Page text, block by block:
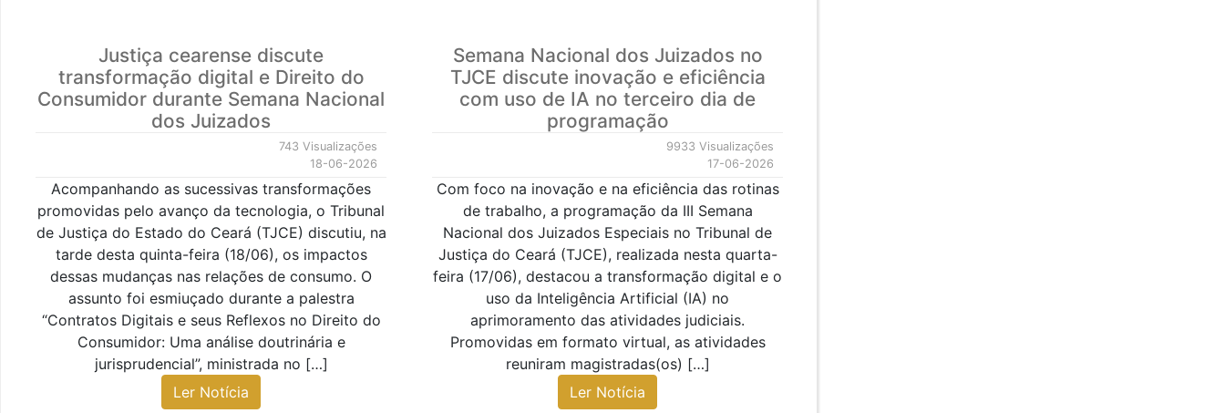
Justiça cearense discute
transformação digital e Direito do
Consumidor durante Semana Nacional
dos Juizados
743 Visualizações
18-06-2026
Acompanhando as sucessivas transformações
promovidas pelo avanço da tecnologia, o Tribunal
de Justiça do Estado do Ceará (TJCE) discutiu, na
tarde desta quinta-feira (18/06), os impactos
dessas mudanças nas relações de consumo. O
assunto foi esmiuçado durante a palestra
“Contratos Digitais e seus Reflexos no Direito do
Consumidor: Uma análise doutrinária e
jurisprudencial”, ministrada no […]
Ler Notícia
Semana Nacional dos Juizados no
TJCE discute inovação e eficiência
com uso de IA no terceiro dia de
programação
9933 Visualizações
17-06-2026
Com foco na inovação e na eficiência das rotinas
de trabalho, a programação da III Semana
Nacional dos Juizados Especiais no Tribunal de
Justiça do Ceará (TJCE), realizada nesta quarta-
feira (17/06), destacou a transformação digital e o
uso da Inteligência Artificial (IA) no
aprimoramento das atividades judiciais.
Promovidas em formato virtual, as atividades
reuniram magistradas(os) […]
Ler Notícia